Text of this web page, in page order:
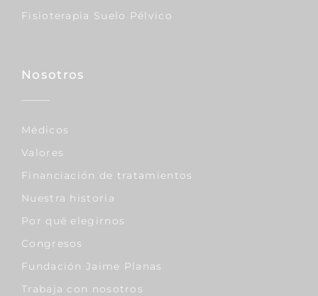
Fisioterapia Suelo Pélvico
Nosotros
Médicos
Valores
Financiación de tratamientos
Nuestra historia
Por qué elegirnos
Congresos
Fundación Jaime Planas
Trabaja con nosotros